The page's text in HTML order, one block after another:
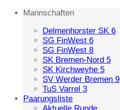
Mannschaften
Delmenhorster SK 6
SG FinWest 6
SG FinWest 8
SK Bremen-Nord 5
SK Kirchweyhe 5
SV Werder Bremen 9
TuS Varrel 3
Paarungsliste
Aktuelle Runde